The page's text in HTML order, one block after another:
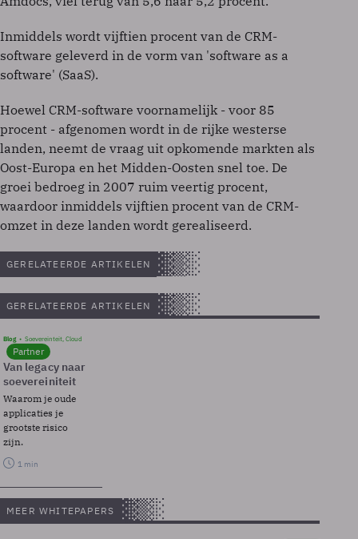
Inmiddels wordt vijftien procent van de CRM-
software geleverd in de vorm van 'software as a
software' (SaaS).
Hoewel CRM-software voornamelijk - voor 85
procent - afgenomen wordt in de rijke westerse
landen, neemt de vraag uit opkomende markten als
Oost-Europa en het Midden-Oosten snel toe. De
groei bedroeg in 2007 ruim veertig procent,
waardoor inmiddels vijftien procent van de CRM-
omzet in deze landen wordt gerealiseerd.
GERELATEERDE ARTIKELEN
GERELATEERDE ARTIKELEN
Blog Soevereinteit, Cloud
Partner
Van legacy naar
soevereiniteit
Waarom je oude
applicaties je
grootste risico
zijn.
1 min
MEER WHITEPAPERS